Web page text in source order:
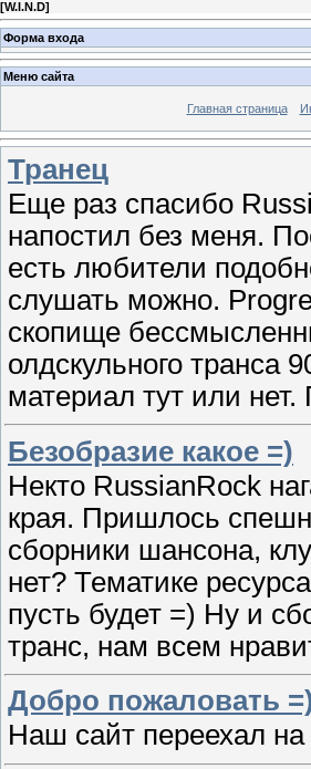
[W.I.N.D]
Форма входа
Меню сайта
Главная страница
Транец
Еще раз спасибо
напостил без меня.
есть любители
слушать можно.
скопище
олдскульного транса
материал тут или
Безобразие какое =)
Некто RussianRock
края. Пришлось
сборники шансона,
нет? Тематике
пусть будет =) Ну и
транс, нам всем
Добро пожаловать
Наш сайт переехал